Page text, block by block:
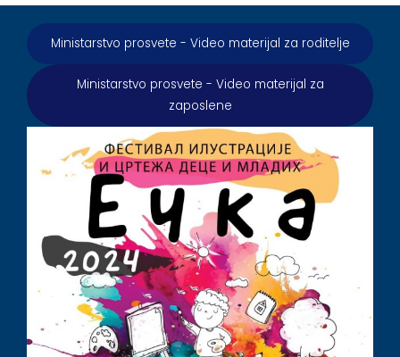
Ministarstvo prosvete - Video materijal za roditelje
Ministarstvo prosvete - Video materijal za
zaposlene